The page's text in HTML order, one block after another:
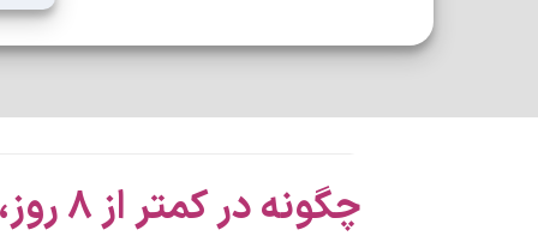
چگونه در کمتر از 8 روز، هر تست جدیدی از فیزیک هسته‌ای را به آسانی حل کنم؟